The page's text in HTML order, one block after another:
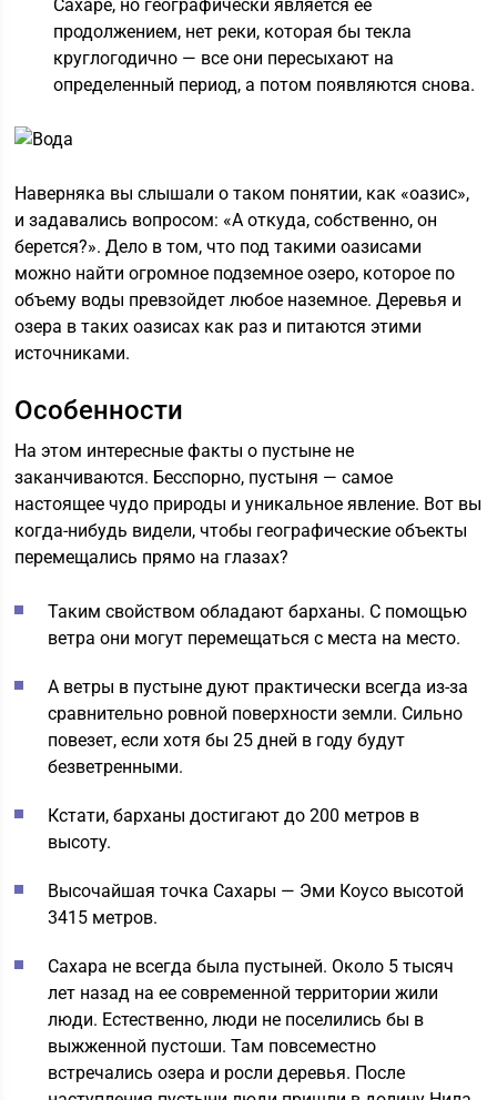
Сахаре, но географически является ее
продолжением, нет реки, которая бы текла
круглогодично — все они пересыхают на
определенный период, а потом появляются снова.
Наверняка вы слышали о таком понятии, как «оазис»,
и задавались вопросом: «А откуда, собственно, он
берется?». Дело в том, что под такими оазисами
можно найти огромное подземное озеро, которое по
объему воды превзойдет любое наземное. Деревья и
озера в таких оазисах как раз и питаются этими
источниками.
Особенности
На этом интересные факты о пустыне не
заканчиваются. Бесспорно, пустыня — самое
настоящее чудо природы и уникальное явление. Вот вы
когда-нибудь видели, чтобы географические объекты
перемещались прямо на глазах?
Таким свойством обладают барханы. С помощью
ветра они могут перемещаться с места на место.
А ветры в пустыне дуют практически всегда из-за
сравнительно ровной поверхности земли. Сильно
повезет, если хотя бы 25 дней в году будут
безветренными.
Кстати, барханы достигают до 200 метров в
высоту.
Высочайшая точка Сахары — Эми Коусо высотой
3415 метров.
Сахара не всегда была пустыней. Около 5 тысяч
лет назад на ее современной территории жили
люди. Естественно, люди не поселились бы в
выжженной пустоши. Там повсеместно
встречались озера и росли деревья. После